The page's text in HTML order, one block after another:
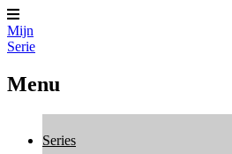
Mijn
Serie
Menu
Series